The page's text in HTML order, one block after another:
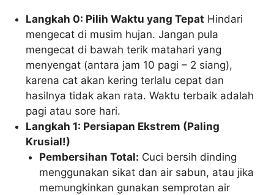
Langkah 0: Pilih Waktu yang Tepat Hindari
mengecat di musim hujan. Jangan pula
mengecat di bawah terik matahari yang
menyengat (antara jam 10 pagi – 2 siang),
karena cat akan kering terlalu cepat dan
hasilnya tidak akan rata. Waktu terbaik adalah
pagi atau sore hari.
Langkah 1: Persiapan Ekstrem (Paling
Krusial!)
Pembersihan Total: Cuci bersih dinding
menggunakan sikat dan air sabun, atau jika
memungkinkan gunakan semprotan air